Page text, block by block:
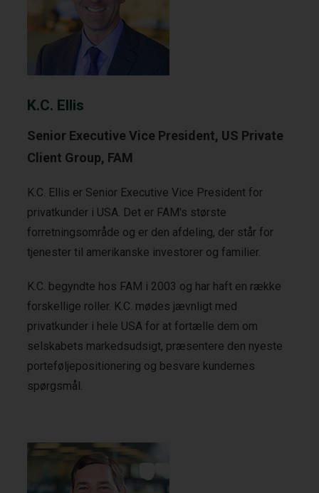
K.C. Ellis
Senior Executive Vice President, US Private
Client Group, FAM
K.C. Ellis er Senior Executive Vice President for
privatkunder i USA. Det er FAM's største
forretningsområde og er den afdeling, der står for
tjenester til amerikanske investorer og familier.
K.C. begyndte hos FAM i 2003 og har haft en række
forskellige roller. K.C. mødes jævnligt med
privatkunder i hele USA for at fortælle dem om
selskabets markedsudsigt, præsentere den nyeste
porteføljepositionering og besvare kundernes
spørgsmål.